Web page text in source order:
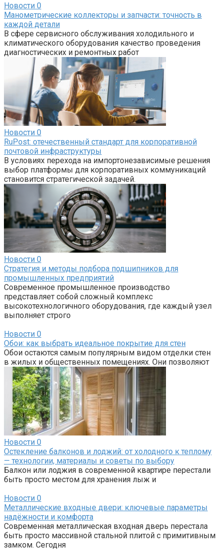
Новости 0
Манометрические коллекторы и запчасти: точность в
каждой детали
В сфере сервисного обслуживания холодильного и
климатического оборудования качество проведения
диагностических и ремонтных работ
Новости 0
RuPost: отечественный стандарт для корпоративной
почтовой инфраструктуры
В условиях перехода на импортонезависимые решения
выбор платформы для корпоративных коммуникаций
становится стратегической задачей.
Новости 0
Стратегия и методы подбора подшипников для
промышленных предприятий
Современное промышленное производство
представляет собой сложный комплекс
высокотехнологичного оборудования, где каждый узел
выполняет строго
Новости 0
Обои: как выбрать идеальное покрытие для стен
Обои остаются самым популярным видом отделки стен
в жилых и общественных помещениях. Они позволяют
Новости 0
Остекление балконов и лоджий: от холодного к теплому
— технологии, материалы и советы по выбору
Балкон или лоджия в современной квартире перестали
быть просто местом для хранения лыж и
Новости 0
Металлические входные двери: ключевые параметры
надёжности и комфорта
Современная металлическая входная дверь перестала
быть просто массивной стальной плитой с примитивным
замком. Сегодня